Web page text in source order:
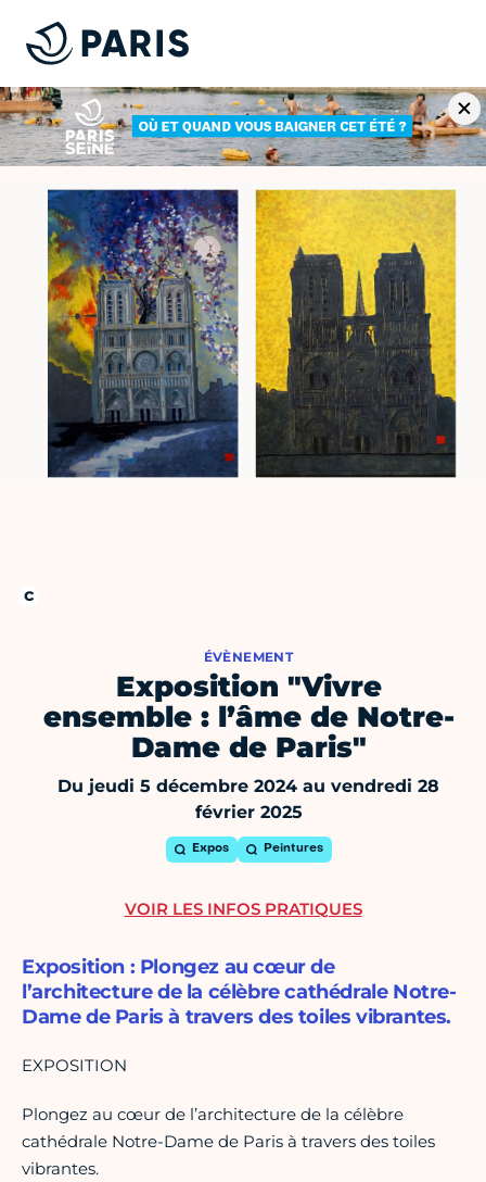
ÉVÈNEMENT
Exposition "Vivre
ensemble : l’âme de Notre-
Dame de Paris"
Du jeudi 5 décembre 2024 au vendredi 28
février 2025
Expos Peintures
Exposition : Plongez au cœur de
l’architecture de la célèbre cathédrale Notre-
Dame de Paris à travers des toiles vibrantes.
EXPOSITION
Plongez au cœur de l’architecture de la célèbre
cathédrale Notre-Dame de Paris à travers des toiles
vibrantes.
VOIR LES INFOS PRATIQUES